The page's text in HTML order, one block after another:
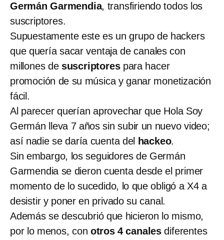
Germán Garmendia, transfiriendo todos los
suscriptores.
Supuestamente este es un grupo de hackers
que quería sacar ventaja de canales con
millones de suscriptorespara hacer
promoción de su música y ganar monetización
fácil.
Al parecer querían aprovechar que Hola Soy
Germán lleva 7 años sin subir un nuevo video;
así nadie se daría cuenta del hackeo.
Sin embargo, los seguidores de Germán
Garmendia se dieron cuenta desde el primer
momento de lo sucedido, lo que obligó a X4 a
desistir y poner en privado su canal.
Además se descubrió que hicieron lo mismo,
por lo menos, con otros 4 canalesdiferentes